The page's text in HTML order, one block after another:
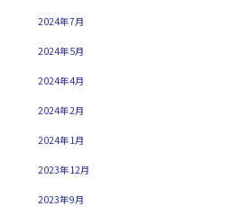
2024年7月
2024年5月
2024年4月
2024年2月
2024年1月
2023年12月
2023年9月